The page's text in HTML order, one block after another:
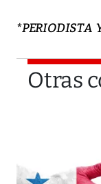
*PERIODISTA
Otras